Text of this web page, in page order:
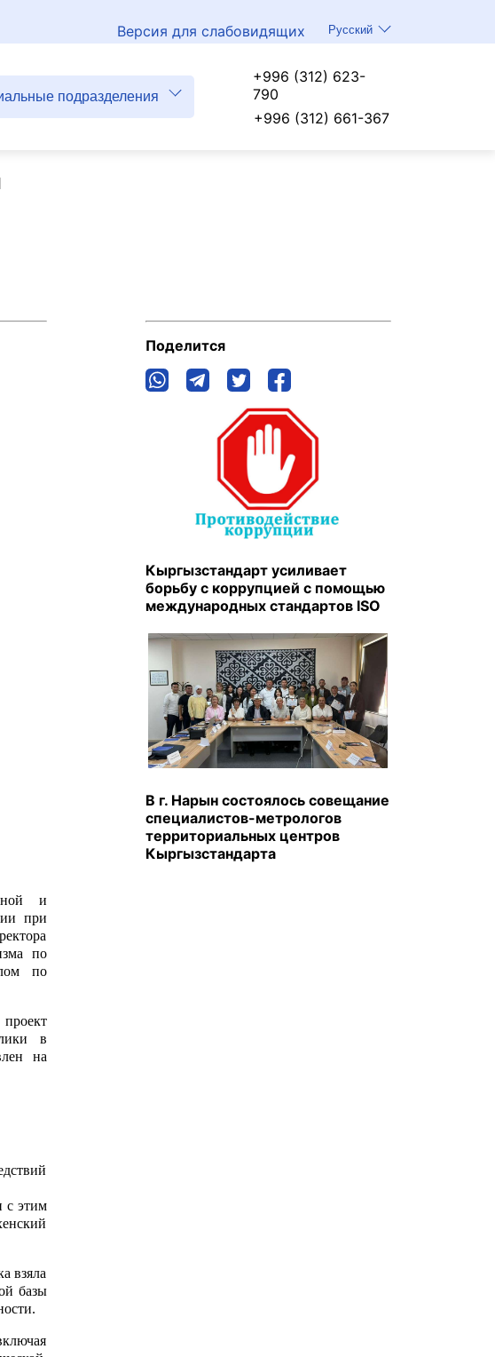
Версия для слабовидящих Русский
подразделения
+996 (312) 623-
790
+996 (312) 661-367
и
при
по
по
в
на
с этим
взяла
базы
Поделится
Кыргызстандарт усиливает
борьбу с коррупцией с помощью
международных стандартов ISO
В г. Нарын состоялось совещание
специалистов-метрологов
территориальных центров
Кыргызстандарта